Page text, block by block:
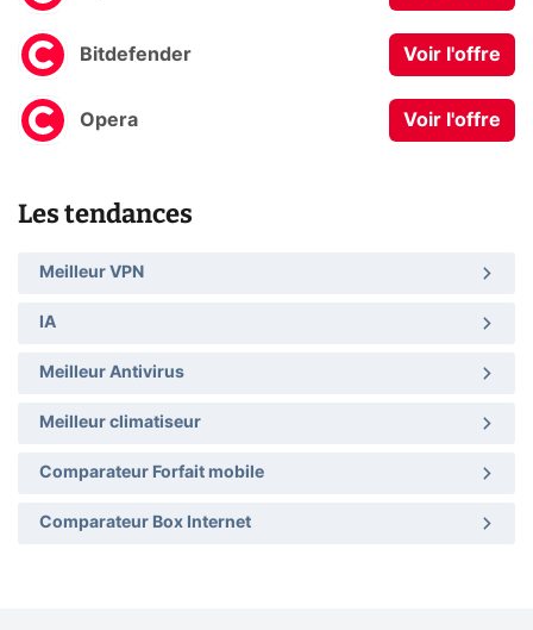
Bitdefender Voir l'offre
Opera Voir l'offre
Les tendances
Meilleur VPN
IA
Meilleur Antivirus
Meilleur climatiseur
Comparateur Forfait mobile
Comparateur Box Internet